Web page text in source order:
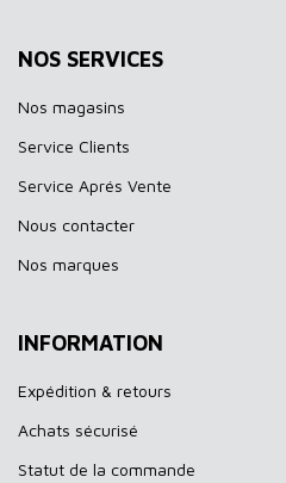
NOS SERVICES
Nos magasins
Service Clients
Service Aprés Vente
Nous contacter
Nos marques
INFORMATION
Expédition & retours
Achats sécurisé
Statut de la commande